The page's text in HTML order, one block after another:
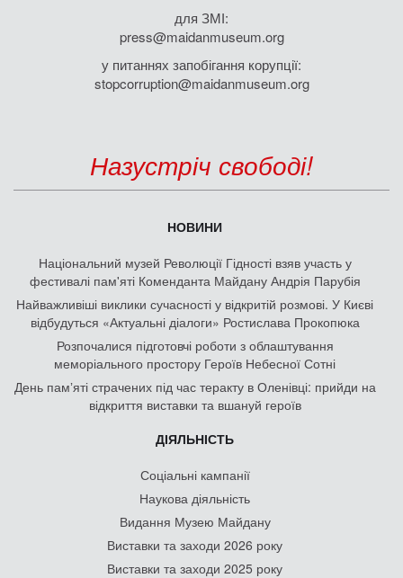
для ЗМІ:
press@maidanmuseum.org
у питаннях запобігання корупції:
stopcorruption@maidanmuseum.org
Назустріч свободі!
НОВИНИ
Національний музей Революції Гідності взяв участь у
фестивалі пам'яті Коменданта Майдану Андрія Парубія
Найважливіші виклики сучасності у відкритій розмові. У Києві
відбудуться «Актуальні діалоги» Ростислава Прокопюка
Розпочалися підготовчі роботи з облаштування
меморіального простору Героїв Небесної Сотні
День памʼяті страчених під час теракту в Оленівці: прийди на
відкриття виставки та вшануй героїв
ДІЯЛЬНІСТЬ
Соціальні кампанії
Наукова діяльність
Видання Музею Майдану
Виставки та заходи 2026 року
Виставки та заходи 2025 року